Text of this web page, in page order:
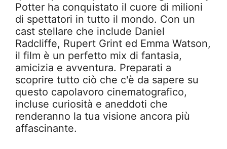
Potter ha conquistato il cuore di milioni
di spettatori in tutto il mondo. Con un
cast stellare che include Daniel
Radcliffe, Rupert Grint ed Emma Watson,
il film è un perfetto mix di fantasia,
amicizia e avventura. Preparati a
scoprire tutto ciò che c'è da sapere su
questo capolavoro cinematografico,
incluse curiosità e aneddoti che
renderanno la tua visione ancora più
affascinante.